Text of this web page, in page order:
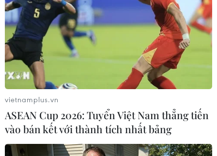
Chủ xe theo giấy đăng ký xe là Trần Văn Triệu,
địa chỉ tại tổ 4B, Phố Cò, thành phố Sông Công,
tỉnh Thái Nguyên. Xe được kiểm định lần gần
nhất ngày 10/7/2020 tại Trung tâm Đăng kiểm
xe cơ giới 2003D-tỉnh Thái Nguyên, có hạn kiểm
định đến hết ngày 9/7/2021.
Cục Đăng kiểm đã giao các Giám đốc Trung tâm
Đăng kiểm xe cơ giới tại tỉnh Hưng Yên tiếp tục
phối hợp với các cơ quan chức năng điều tra
nguyên nhân tai nạn.
vietnamplus.vn
ASEAN Cup 2026: Tuyển Việt Nam thẳng tiến
vào bán kết với thành tích nhất bảng